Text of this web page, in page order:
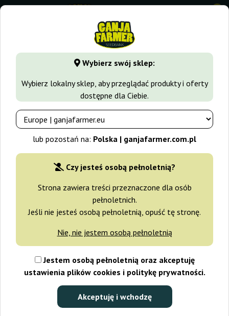
Wybierz swój sklep:
Wybierz lokalny sklep, aby przeglądać produkty i oferty
dostępne dla Ciebie.
lub pozostań na: Polska | ganjafarmer.com.pl
Czy jesteś osobą pełnoletnią?
Strona zawiera treści przeznaczone dla osób
pełnoletnich.
Jeśli nie jesteś osobą pełnoletnią, opuść tę stronę.
Nie, nie jestem osobą pełnoletnią
Jestem osobą pełnoletnią oraz akceptuję
ustawienia plików cookies i politykę prywatności.
Akceptuję i wchodzę
0
GanjaFarmer.com.pl Blog Rynek konopny 5 porad jaki
Blog Ganja Farmer
5 porad jaki sklep z nasionami
konopi wybrać!
Jak wybrać sklep z nasionami konopi?
Decydując się na rozpoczęcie kolekcji nasion konopi, warto
wiedzieć, na co zwrócić uwagę przy wyborze sklepu. Poniżej
przedstawiamy najważniejsze elementy, które powinien